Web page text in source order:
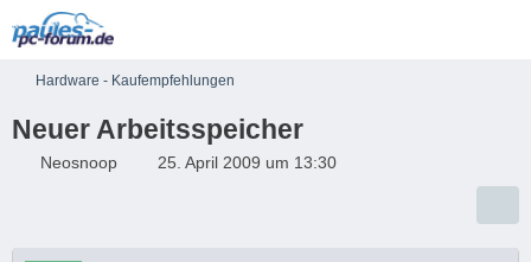
Hardware - Kaufempfehlungen
Neuer Arbeitsspeicher
Neosnoop 25. April 2009 um 13:30